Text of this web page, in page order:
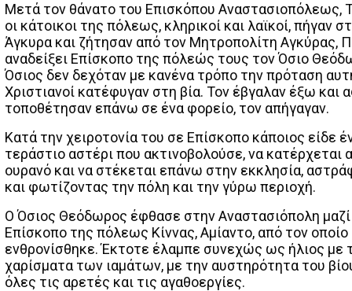
Μετά τον θάνατο του Επισκόπου Αναστασιοπόλεως,
οι κάτοικοι της πόλεως, κληρικοί και λαϊκοί, πήγαν
Άγκυρα και ζήτησαν από τον Μητροπολίτη Αγκύρας,
αναδείξει Επίσκοπο της πόλεώς τους τον Όσιο
Όσιος δεν δεχόταν με κανένα τρόπο την πρόταση
Χριστιανοί κατέφυγαν στη βία. Τον έβγαλαν έξω και
τοποθέτησαν επάνω σε ένα φορείο, τον απήγαγαν.
Κατά την χειροτονία του σε Επίσκοπο κάποιος είδε
τεράστιο αστέρι που ακτινοβολούσε, να κατέρχεται
ουρανό και να στέκεται επάνω στην εκκλησία,
και φωτίζοντας την πόλη και την γύρω περιοχή.
Ο Όσιος Θεόδωρος έφθασε στην Αναστασιόπολη
Επίσκοπο της πόλεως Κίννας, Αμίαντο, από τον οποίο
ενθρονίσθηκε. Έκτοτε έλαμπε συνεχώς ως ήλιος με
χαρίσματα των ιαμάτων, με την αυστηρότητα του
όλες τις αρετές και τις αγαθοεργίες.